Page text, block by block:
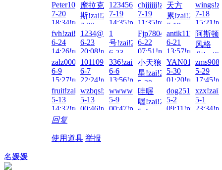
Peter100713!zai!2026-
7-20
18:34!read!
摩拉克
斯!zai!2026-
7-20
11:47!read!
123456789054321!zai!2026-
7-19
14:35!read!
chjjjjjj!zai!2026-
7-19
11:35!read!
天方
累!zai!2026-
7-19
03:34!read!
7-18
fvh!zai!2026-
6-24
14:26!read!
1234@56!zai!2026-
6-23
20:08!read!
1
号!zai!2026-
6-23
13:31!read!
Fjp780417!zai!2026-
6-22
07:51!read!
6-21
13:57!read!
阿斯顿
风格
化
6-19
zalz000!zai!2026-
6-9
15:27!read!
101109tt!zai!2026-
6-7
22:24!read!
336!zai!2026-
6-6
13:56!read!
小天狼
星!zai!2026-
5-30
01:59!read!
5-30
01:20!read!
5-29
fruit!zai!2026-
5-13
14:32!read!
wzbqs!zai!2026-
5-13
00:46!read!
wwwwrrr!zai!2026-
5-9
00:47!read!
哇喔
喔!zai!2026-
5-4
5-2
09:11!read!
5-1
回复
使用道具 举报
名媛媛